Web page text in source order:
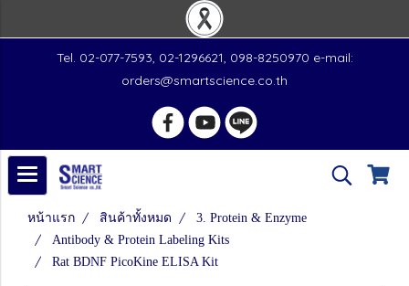
Tel. 02-077-7593, 02-1296621, 098-8250970 e-mail:
orders@smartscience.co.th
หน้าแรก สินค้าทั้งหมด
3. Protein & Enzyme
Antibody & Protein Labeling Kits
Rat BDNF PicoKine ELISA Kit